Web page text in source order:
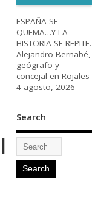
ESPAÑA SE
QUEMA…Y LA
HISTORIA SE REPITE.
Alejandro Bernabé,
geógrafo y
concejal en Rojales
4 agosto, 2026
Search